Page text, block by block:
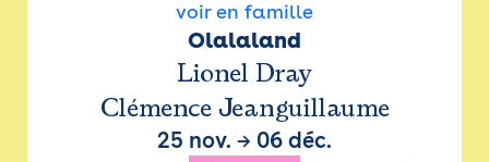
voir en famille
Olalaland
Lionel Dray
Clémence Jeanguillaume
25 nov. → 06 déc.